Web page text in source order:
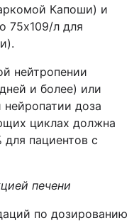
Капоши) и
75х109/л для
нейтропении
и более) или
доза
циклах должна
пациентов с
печени
по дозированию